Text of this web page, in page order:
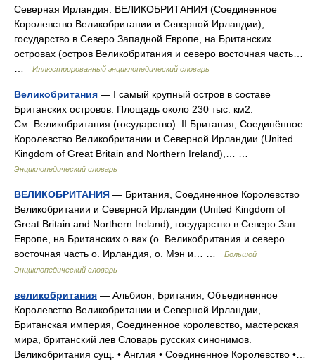
Северная Ирландия. ВЕЛИКОБРИТАНИЯ (Соединенное
Королевство Великобритании и Северной Ирландии),
государство в Северо Западной Европе, на Британских
островах (остров Великобритания и северо восточная часть…
Иллюстрированный энциклопедический словарь
Великобритания — I самый крупный остров в составе
Британских островов. Площадь около 230 тыс. км2.
См. Великобритания (государство). II Британия, Соединённое
Королевство Великобритании и Северной Ирландии (United
Kingdom of Great Britain and Northern Ireland),… …
Энциклопедический словарь
ВЕЛИКОБРИТАНИЯ — Британия, Соединенное Королевство
Великобритании и Северной Ирландии (United Kingdom of
Great Britain and Northern Ireland), государство в Северо Зап.
Европе, на Британских о вах (о. Великобритания и северо
восточная часть о. Ирландия, о. Мэн и… …
Большой
Энциклопедический словарь
великобритания — Альбион, Британия, Объединенное
Королевство Великобритании и Северной Ирландии,
Британская империя, Соединенное королевство, мастерская
мира, британский лев Словарь русских синонимов.
Великобритания сущ. • Англия • Соединенное Королевство •…